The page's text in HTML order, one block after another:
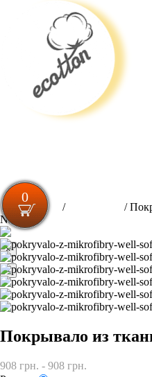
0
×
× UK EN RU
Для спальни / /
Navy
Покрывало из
908 грн. - 908 грн.